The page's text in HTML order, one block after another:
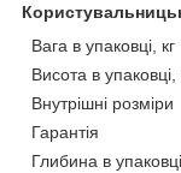
Вага в упаковці, кг
Висота в
Внутрішні розміри
Гарантія
Глибина в